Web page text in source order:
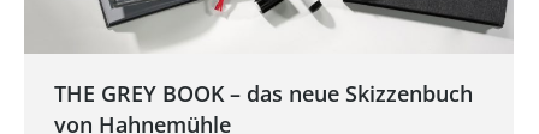
THE GREY BOOK – das neue Skizzenbuch
von Hahnemühle